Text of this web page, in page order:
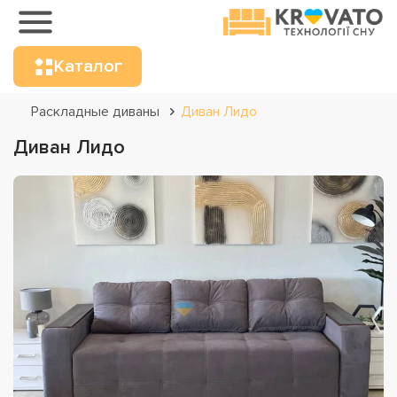
Каталог
Раскладные диваны Диван Лидо
Диван Лидо